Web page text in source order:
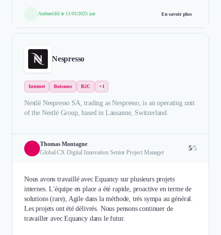
Authentifié le 11/01/2025 par En savoir plus
Nespresso
Internet Boissons B2C +1
Nestlé Nespresso SA, trading as Nespresso, is an operating unit
of the Nestlé Group, based in Lausanne, Switzerland.
Thomas Montagne
Global CX Digital Innovation Senior Project Manager
5/5
Nous avons travaillé avec Equancy sur plusieurs projets
internes. L'équipe en place a été rapide, proactive en terme de
solutions (rare), Agile dans la méthode, trés sympa au général.
Les projets ont été délivrés. Nous pensons continuer de
travailler avec Equancy dans le futur.